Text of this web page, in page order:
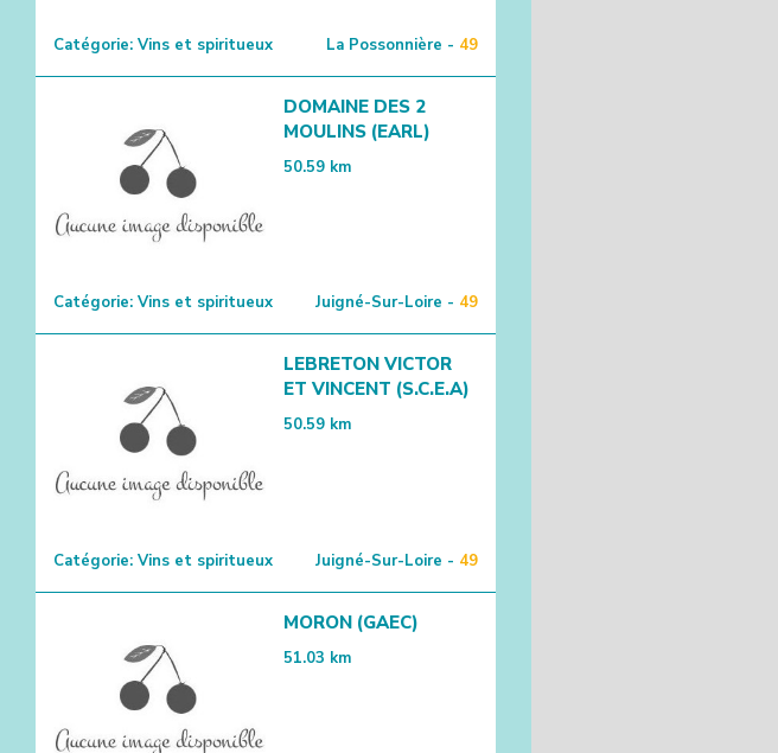
Catégorie: Vins et spiritueux La Possonnière - 49
DOMAINE DES 2
MOULINS (EARL)
50.59 km
Catégorie: Vins et spiritueux Juigné-Sur-Loire - 49
LEBRETON VICTOR
ET VINCENT (S.C.E.A)
50.59 km
Catégorie: Vins et spiritueux Juigné-Sur-Loire - 49
MORON (GAEC)
51.03 km